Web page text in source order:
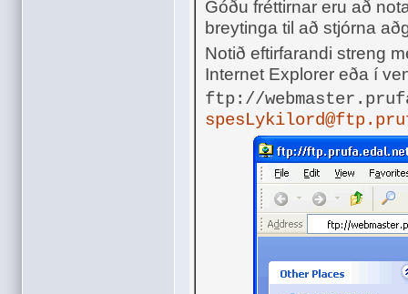
Góðu fréttirnar eru að
breytinga til að stjórna
Notið eftirfarandi streng
Internet Explorer eða í
ftp://